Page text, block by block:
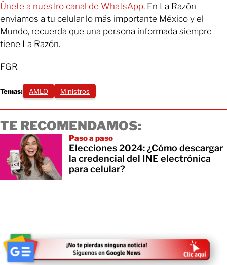
Únete a nuestro canal de WhatsApp. En La Razón
enviamos a tu celular lo más importante México y el
Mundo, recuerda que una persona informada siempre
tiene La Razón.
FGR
Temas: AMLO Ministros
TE RECOMENDAMOS:
Paso a paso
Elecciones 2024: ¿Cómo descargar
la credencial del INE electrónica
para celular?